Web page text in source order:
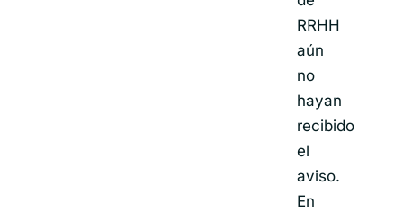
RRHH
aún
no
hayan
recibido
el
aviso.
En